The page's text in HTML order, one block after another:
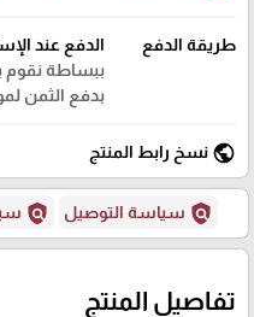
طريقة الدفع
الدفع عند
ببساطة نقوم
بدفع الثمن
public نسخ رابط المنتج
policy سياسة التوصيل policy
تفاصيل المنتج